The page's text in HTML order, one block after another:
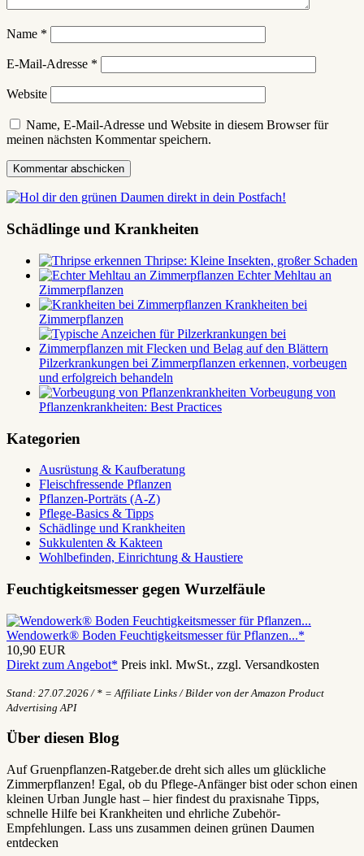
Name *
E-Mail-Adresse *
Website
Name, E-Mail-Adresse und Website in diesem Browser für
meinen nächsten Kommentar speichern.
Schädlinge und Krankheiten
Thripse: Kleine Insekten, großer Schaden
Echter Mehltau an
Zimmerpflanzen
Krankheiten bei
Zimmerpflanzen
Pilzerkrankungen bei Zimmerpflanzen erkennen, vorbeugen
und erfolgreich behandeln
Vorbeugung von
Pflanzenkrankheiten: Best Practices
Kategorien
Ausrüstung & Kaufberatung
Fleischfressende Pflanzen
Pflanzen-Porträts (A-Z)
Pflege-Basics & Tipps
Schädlinge und Krankheiten
Sukkulenten & Kakteen
Wohlbefinden, Einrichtung & Haustiere
Feuchtigkeitsmesser gegen Wurzelfäule
Wendowerk® Boden Feuchtigkeitsmesser für Pflanzen...*
10,90 EUR
Direkt zum Angebot* Preis inkl. MwSt., zzgl. Versandkosten
Stand: 27.07.2026 / * = Affiliate Links / Bilder von der Amazon Product
Advertising API
Über diesen Blog
Auf Gruenpflanzen-Ratgeber.de dreht sich alles um glückliche
Zimmerpflanzen! Egal, ob du Pflege-Anfänger bist oder schon einen
kleinen Urban Jungle hast – hier findest du praxisnahe Tipps,
schnelle Hilfe bei Krankheiten und ehrliche Zubehör-
Empfehlungen. Lass uns zusammen deinen grünen Daumen
entdecken